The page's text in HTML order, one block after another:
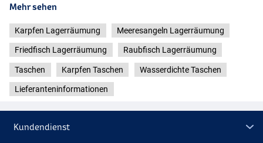
Mehr sehen
Karpfen Lagerräumung Meeresangeln Lagerräumung
Friedfisch Lagerräumung Raubfisch Lagerräumung
Taschen Karpfen Taschen Wasserdichte Taschen
Lieferanteninformationen
Kundendienst